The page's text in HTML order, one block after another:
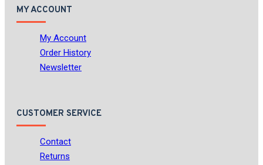
MY ACCOUNT
My Account
Order History
Newsletter
CUSTOMER SERVICE
Contact
Returns